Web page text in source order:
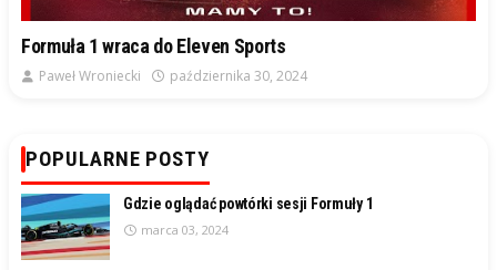
Formuła 1 wraca do Eleven Sports
Paweł Wroniecki października 30, 2024
POPULARNE POSTY
Gdzie oglądać powtórki sesji Formuły 1
marca 03, 2024